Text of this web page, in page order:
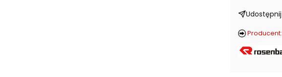
Udostępnij
Producent: